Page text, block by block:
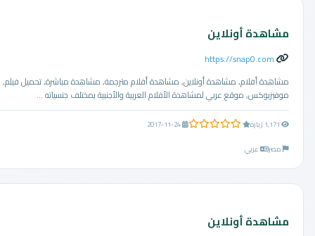
مشاهدة أونلاين
https://snap0.com
مشاهدة أفلام, مشاهدة أونلاين, مشاهدة أفلام مترجمة, مشاهدة مباشرة, تحميل فيلم,
موفيزبوكس, موقع عربي لمشاهدة الأفلام العربية والأجنبية بمختلف جنسياته ...
0.0 من 5 نجوم
2017-11-24
مصر
عربي
مشاهدة أونلاين